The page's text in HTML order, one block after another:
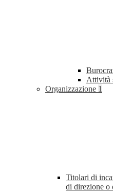
Attività
Organizzazione 1
Titolari di
di direzione o